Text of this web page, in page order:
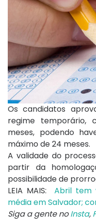
Os candidatos
regime temporário,
meses, podendo
máximo de 24 meses.
A validade do
partir da
possibilidade de
LEIA MAIS: Abril tem
média em Salvador;
Siga a gente noInsta,